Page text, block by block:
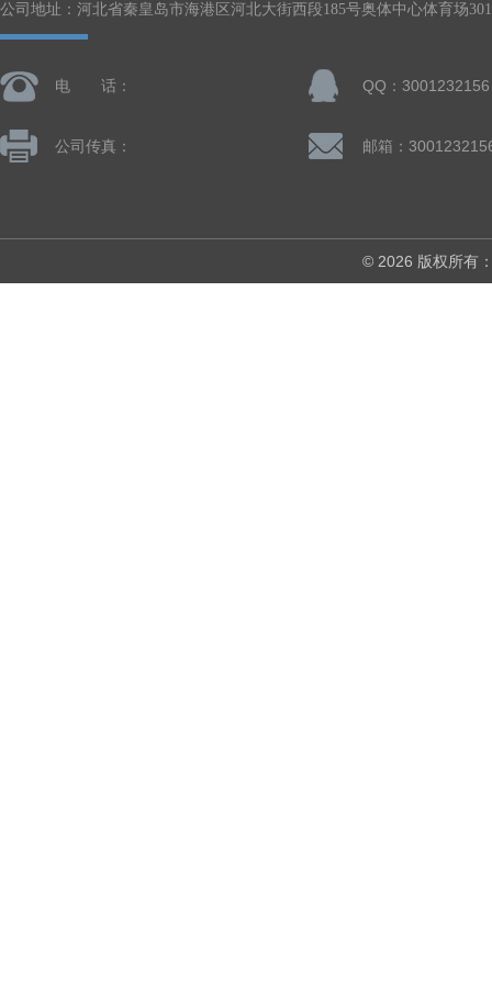
公司地址：河北省秦皇岛市海港区河北大街西段185号奥体中心体育场
电 话： QQ：3001232156
公司传真： 邮箱：
© 2026 版权所有